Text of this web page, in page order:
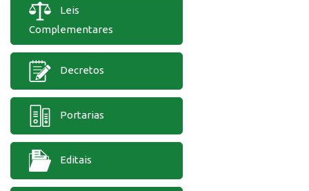
Leis
Complementares
Decretos
Portarias
Editais